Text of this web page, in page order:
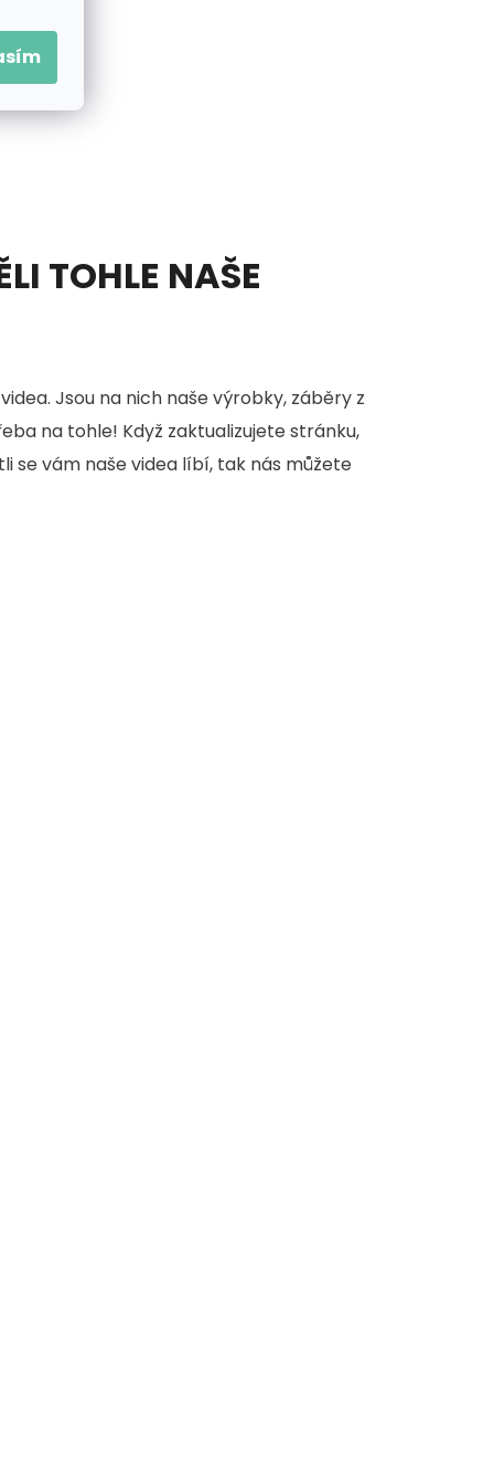
TOHLE NAŠE
Jsou na nich naše výrobky, záběry z
na tohle! Když zaktualizujete stránku,
se vám naše videa líbí, tak nás můžete